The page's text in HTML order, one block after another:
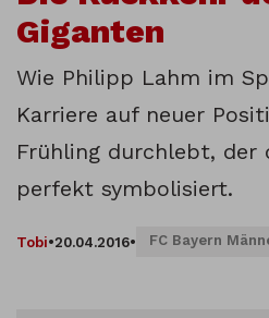
Giganten
Wie Philipp Lahm im
Karriere auf neuer
Frühling durchlebt, der
perfekt symbolisiert.
Tobi•20.04.2016• FC Bayern